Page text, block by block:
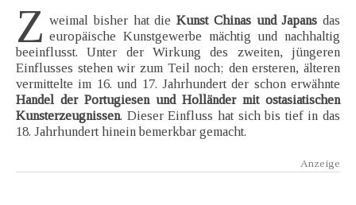
Z weimal bisher hat die Kunst Chinas und Japans das
europäische Kunstgewerbe mächtig und nachhaltig
beeinflusst. Unter der Wirkung des zweiten, jüngeren
Einflusses stehen wir zum Teil noch; den ersteren, älteren
vermittelte im 16. und 17. Jahrhundert der schon erwähnte
Handel der Portugiesen und Holländer mit ostasiatischen
Kunsterzeugnissen. Dieser Einfluss hat sich bis tief in das
18. Jahrhundert hinein bemerkbar gemacht.